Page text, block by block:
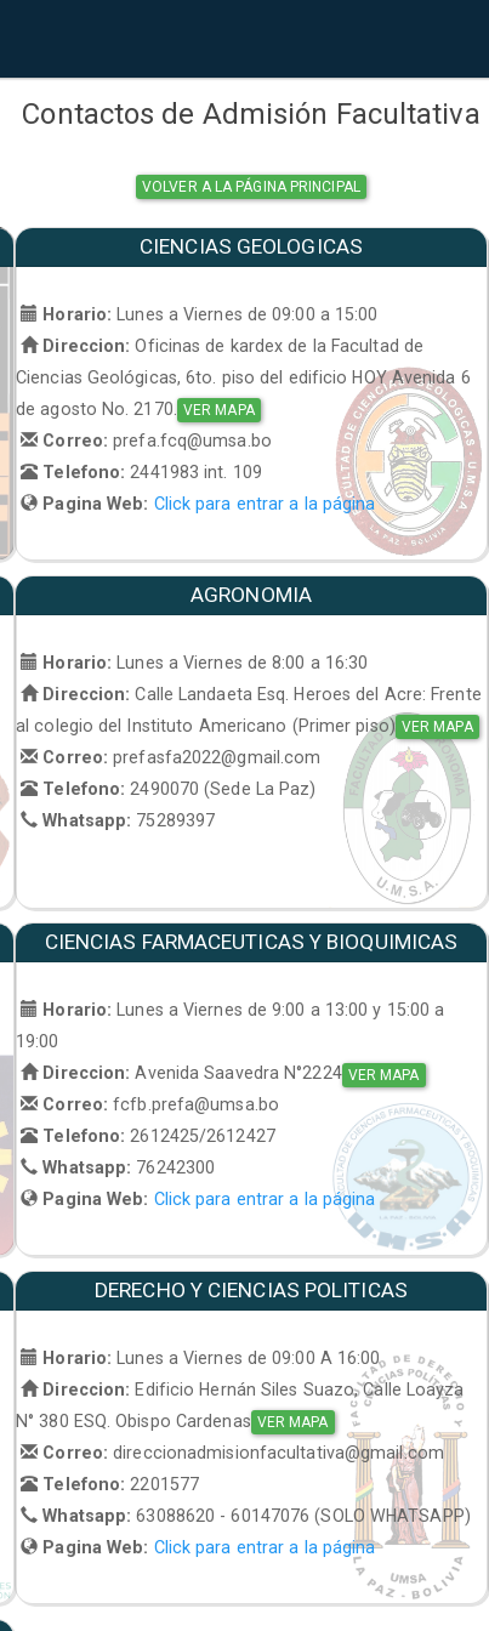
Contactos de Admisión Facultativa
VOLVER A LA PÁGINA PRINCIPAL
CIENCIAS GEOLOGICAS
Horario:
Lunes a Viernes de 09:00 a 15:00
Direccion: Oficinas de kardex de la Facultad de
Ciencias Geológicas, 6to. piso del edificio HOY Avenida 6
de agosto No. 2170.
VER MAPA
Correo:prefa.fcq@umsa.bo
Telefono: 2441983 int. 109
Pagina Web: Click para entrar a la página
AGRONOMIA
Horario:
Lunes a Viernes de 8:00 a 16:30
Direccion: Calle Landaeta Esq. Heroes del Acre: Frente
al colegio del Instituto Americano (Primer piso) VER MAPA
Correo:prefasfa2022@gmail.com
Telefono: 2490070 (Sede La Paz)
Whatsapp: 75289397
CIENCIAS FARMACEUTICAS Y BIOQUIMICAS
Horario: Lunes a Viernes de 9:00 a 13:00 y 15:00 a
19:00
Direccion: Avenida Saavedra N°2224 VER MAPA
Correo:fcfb.prefa@umsa.bo
Telefono:2612425/2612427
Whatsapp: 76242300
Pagina Web: Click para entrar a la página
DERECHO Y CIENCIAS POLITICAS
Horario:
Lunes a Viernes de 09:00 A 16:00
Direccion: Edificio Hernán Siles Suazo, Calle Loayza
N° 380 ESQ. Obispo Cardenas VER MAPA
Correo:direccionadmisionfacultativa@gmail.com
Telefono: 2201577
Whatsapp:63088620 - 60147076 (SOLO WHATSAPP)
Pagina Web: Click para entrar a la página